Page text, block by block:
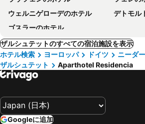
ウェルニゲローデのホテル
デトモル
ゴスラーのホテル
ザルシュテットのすべての宿泊施設を表示
ホテル検索
ヨーロッパ ドイツ
ニーダ
ザルシュテット
Aparthotel Residencia
Googleに追加